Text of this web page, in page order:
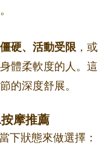
僵硬、活動受限 ，或
體柔軟度的人。這
的深度舒展。
摩推薦
下狀態來做選擇：